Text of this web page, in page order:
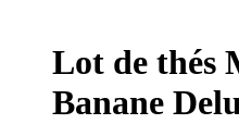
Lot de thés
Banane